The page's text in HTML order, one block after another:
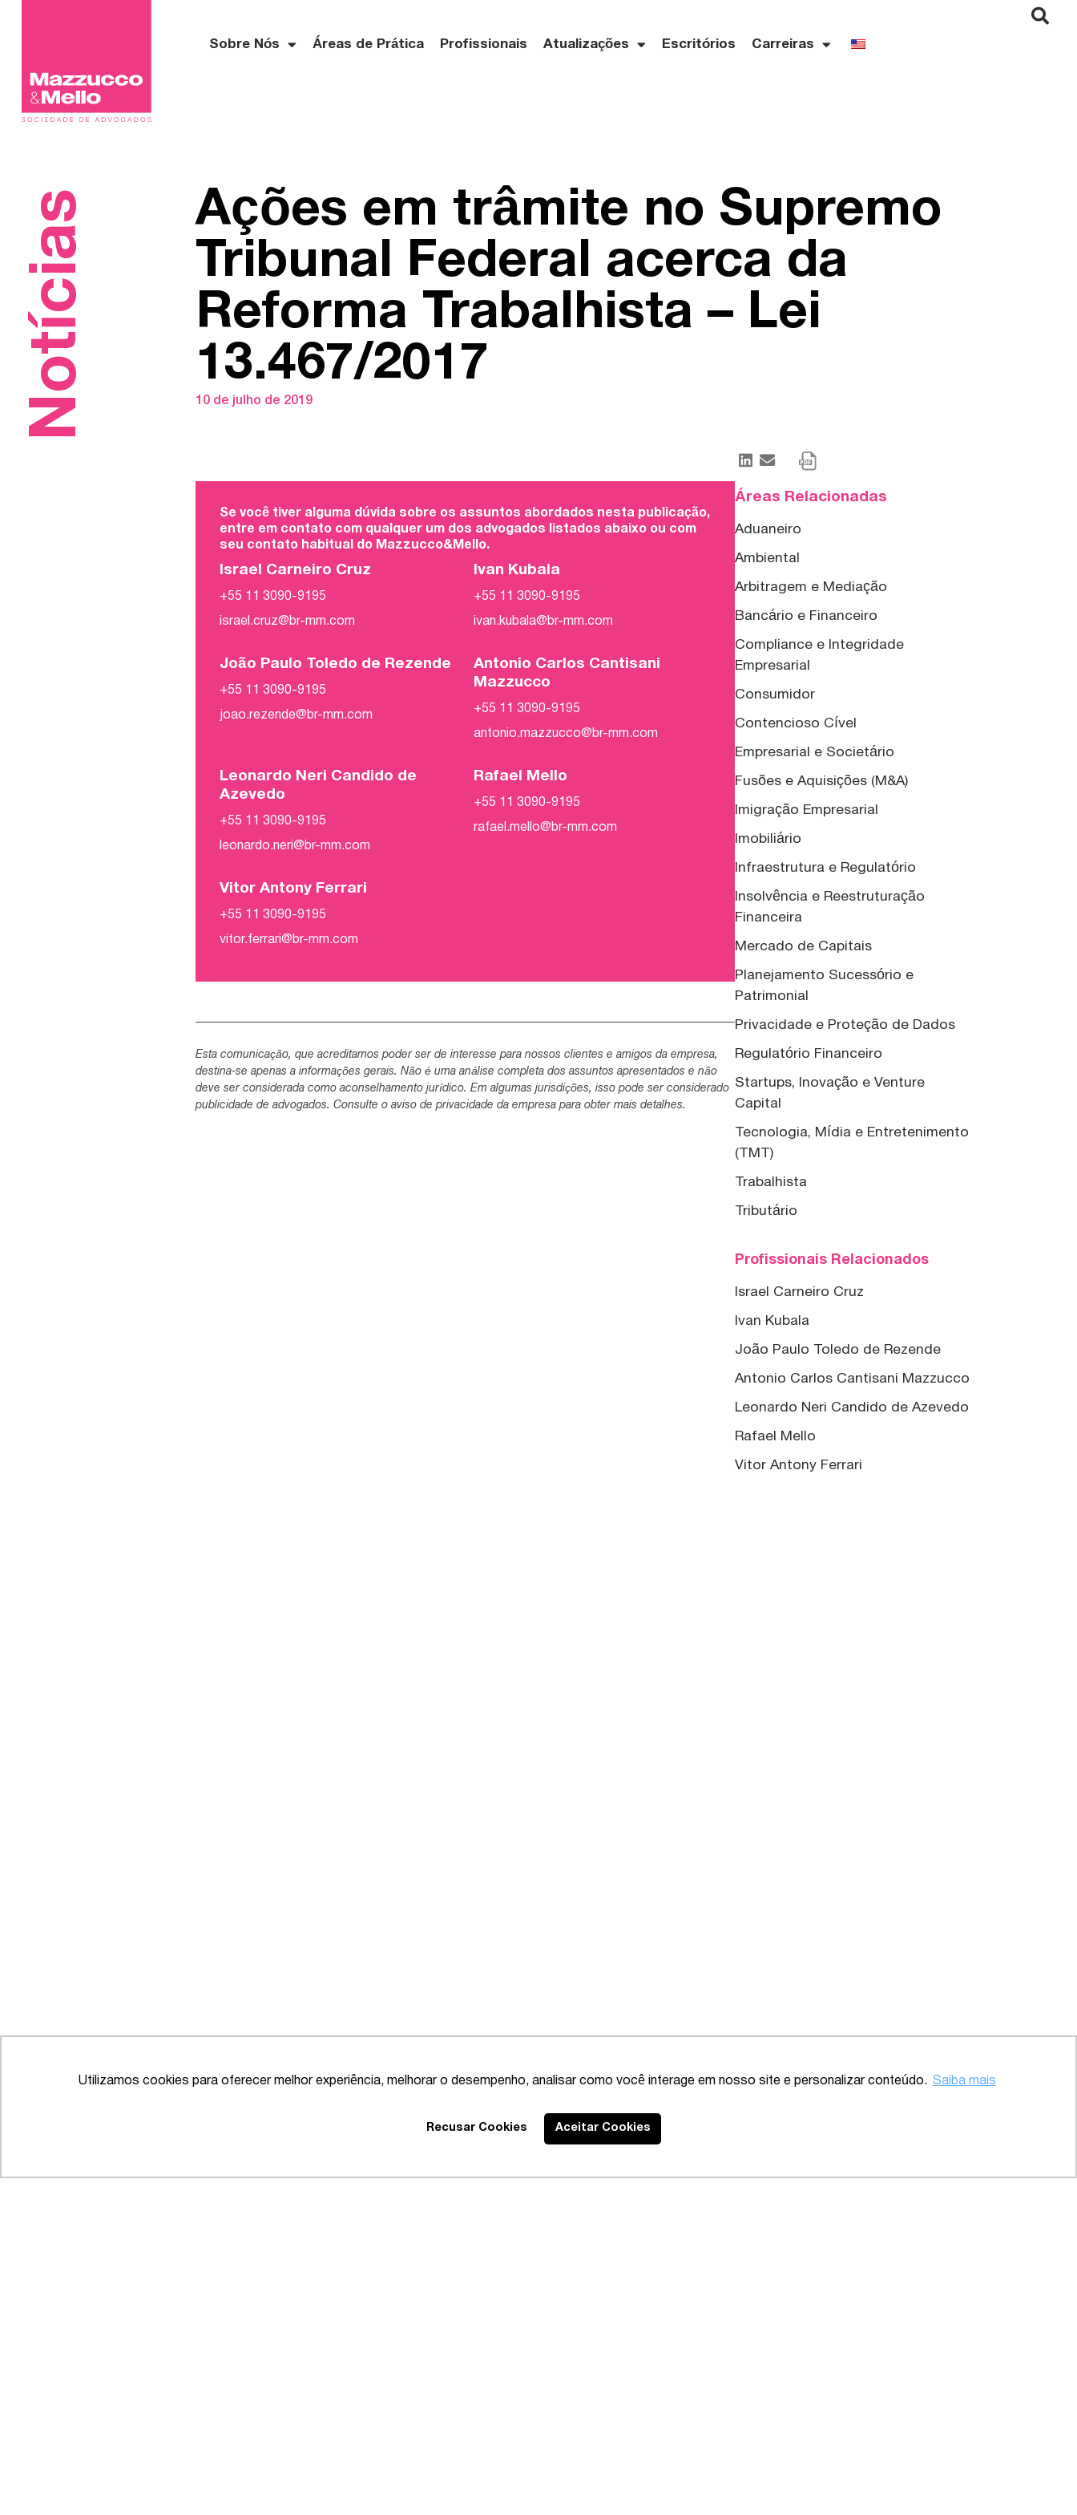
Utilizamos cookies para oferecer melhor experiência, melhorar o desempenho, analisar como você interage em nosso site e personalizar conteúdo. Saiba mais
Recusar Cookies Aceitar Cookies
Sobre Nós Áreas de Prática Profissionais Atualizações Escritórios Carreiras
Notícias
Ações em trâmite no Supremo
Tribunal Federal acerca da
Reforma Trabalhista – Lei
13.467/2017
10 de julho de 2019
Se você tiver alguma dúvida sobre os assuntos abordados nesta publicação,
entre em contato com qualquer um dos advogados listados abaixo ou com
seu contato habitual do Mazzucco&Mello.
Israel Carneiro Cruz
+55 11 3090-9195
israel.cruz@br-mm.com
Ivan Kubala
+55 11 3090-9195
ivan.kubala@br-mm.com
João Paulo Toledo de Rezende
+55 11 3090-9195
joao.rezende@br-mm.com
Antonio Carlos Cantisani
Mazzucco
+55 11 3090-9195
antonio.mazzucco@br-mm.com
Leonardo Neri Candido de
Azevedo
+55 11 3090-9195
leonardo.neri@br-mm.com
Rafael Mello
+55 11 3090-9195
rafael.mello@br-mm.com
Vitor Antony Ferrari
+55 11 3090-9195
vitor.ferrari@br-mm.com
Esta comunicação, que acreditamos poder ser de interesse para nossos clientes e amigos da empresa,
destina-se apenas a informações gerais. Não é uma análise completa dos assuntos apresentados e não
deve ser considerada como aconselhamento jurídico. Em algumas jurisdições, isso pode ser considerado
publicidade de advogados. Consulte o aviso de privacidade da empresa para obter mais detalhes.
Áreas Relacionadas
Aduaneiro
Ambiental
Arbitragem e Mediação
Bancário e Financeiro
Compliance e Integridade
Empresarial
Consumidor
Contencioso Cível
Empresarial e Societário
Fusões e Aquisições (M&A)
Imigração Empresarial
Imobiliário
Infraestrutura e Regulatório
Insolvência e Reestruturação
Financeira
Mercado de Capitais
Planejamento Sucessório e
Patrimonial
Privacidade e Proteção de Dados
Regulatório Financeiro
Startups, Inovação e Venture
Capital
Tecnologia, Mídia e Entretenimento
(TMT)
Trabalhista
Tributário
Profissionais Relacionados
Israel Carneiro Cruz
Ivan Kubala
João Paulo Toledo de Rezende
Antonio Carlos Cantisani Mazzucco
Leonardo Neri Candido de Azevedo
Rafael Mello
Vitor Antony Ferrari